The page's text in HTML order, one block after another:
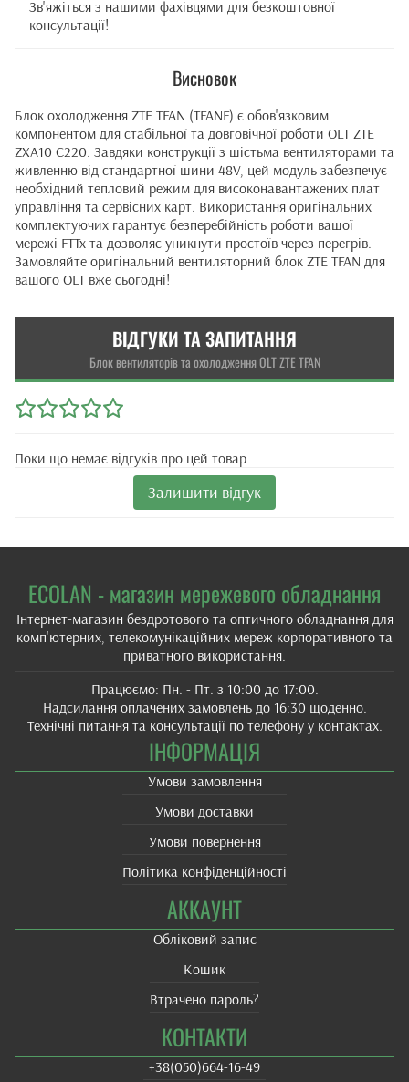
Зв'яжіться з нашими фахівцями для безкоштовної
консультації!
Висновок
Блок охолодження ZTE TFAN (TFANF) є обов'язковим
компонентом для стабільної та довговічної роботи OLT ZTE
ZXA10 C220. Завдяки конструкції з шістьма вентиляторами та
живленню від стандартної шини 48V, цей модуль забезпечує
необхідний тепловий режим для високонавантажених плат
управління та сервісних карт. Використання оригінальних
комплектуючих гарантує безперебійність роботи вашої
мережі FTTx та дозволяє уникнути простоїв через перегрів.
Замовляйте оригінальний вентиляторний блок ZTE TFAN для
вашого OLT вже сьогодні!
ВІДГУКИ ТА ЗАПИТАННЯ
Блок вентиляторів та охолодження OLT ZTE TFAN
Поки що немає відгуків про цей товар
Залишити відгук
ECOLAN - магазин мережевого обладнання
Інтернет-магазин бездротового та оптичного обладнання для
комп'ютерних, телекомунікаційних мереж корпоративного та
приватного використання.
Працюємо: Пн. - Пт. з 10:00 до 17:00.
Надсилання оплачених замовлень до 16:30 щоденно.
Технічні питання та консультації по телефону у контактах.
ІНФОРМАЦІЯ
Умови замовлення
Умови доставки
Умови повернення
Політика конфіденційності
АККАУНТ
Обліковий запис
Кошик
Втрачено пароль?
КОНТАКТИ
+38(‎050)664-16-49